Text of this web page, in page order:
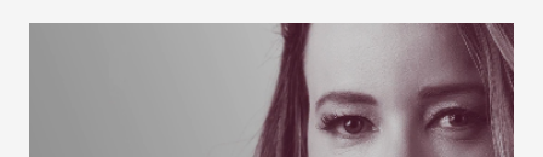
LinkedIn, VISA, Grupo 3corações, TikTok e M. Dias Branco.
A nova edição chega em um momento em que autenticidade
e consistência ganham peso nas conversas sobre marca,
liderança e estratégia. - Vivemos um momento em que todo